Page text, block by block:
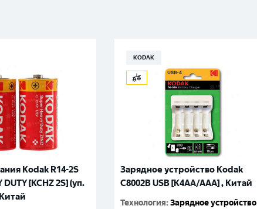
Kodak R14-2S
DUTY [KCHZ 2S] (уп.
KODAK
Зарядное устройство Kodak
С8002B USB [K4AA/AAA] , Китай
Технология:Зарядное устройство